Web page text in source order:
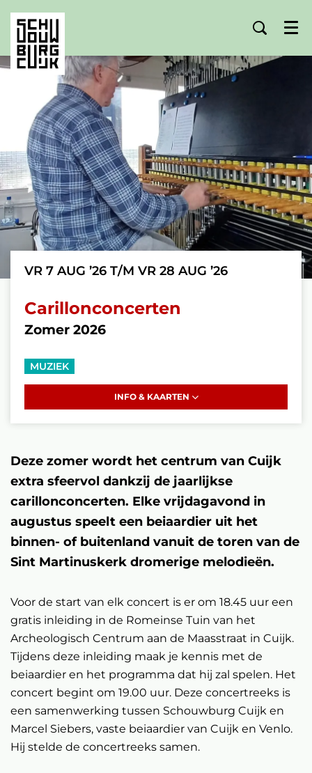
Menu
Carillonconcerten
Zomer 2026
VR 7 AUG ’26 T/M VR 28 AUG ’26
MUZIEK
INFO & KAARTEN
Deze zomer wordt het centrum van Cuijk
extra sfeervol dankzij de jaarlijkse
carillonconcerten. Elke vrijdagavond in
augustus speelt een beiaardier uit het
binnen- of buitenland vanuit de toren van de
Sint Martinuskerk dromerige melodieën.
Voor de start van elk concert is er om 18.45 uur een
gratis inleiding in de Romeinse Tuin van het
Archeologisch Centrum aan de Maasstraat in Cuijk.
Tijdens deze inleiding maak je kennis met de
beiaardier en het programma dat hij zal spelen. Het
concert begint om 19.00 uur. Deze concertreeks is
een samenwerking tussen Schouwburg Cuijk en
Marcel Siebers, vaste beiaardier van Cuijk en Venlo.
Hij stelde de concertreeks samen.